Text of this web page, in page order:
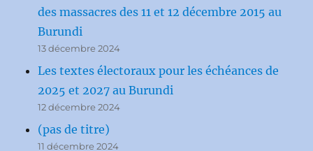
des massacres des 11 et 12 décembre 2015 au
Burundi
13 décembre 2024
Les textes électoraux pour les échéances de
2025 et 2027 au Burundi
12 décembre 2024
(pas de titre)
11 décembre 2024